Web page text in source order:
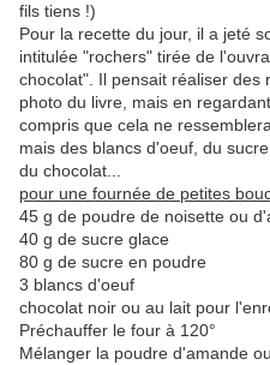
fils tiens !)
Pour la recette du jour, il a jeté
intitulée "rochers" tirée de
chocolat". Il pensait réaliser des
photo du livre, mais en
compris que cela ne
mais des blancs d'oeuf, du
du chocolat...
pour une fournée de petites
45 g de poudre de noisette ou
40 g de sucre glace
80 g de sucre en poudre
3 blancs d'oeuf
chocolat noir ou au lait pour
Préchauffer le four à 120°
Mélanger la poudre d'amande